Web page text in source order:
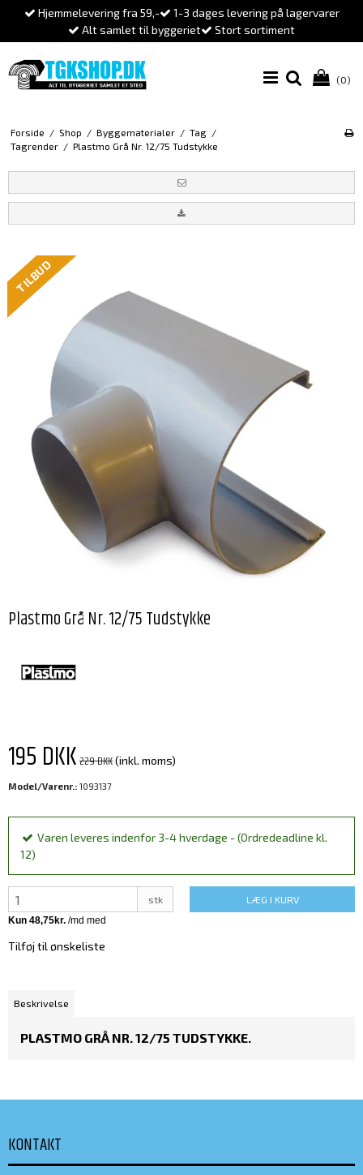
Hjemmelevering fra 59,-
1-3 dages levering på lagervarer
Alt samlet til byggeriet
Stort sortiment
(0)
Forside / Shop / Byggematerialer / Tag /
Tagrender / Plastmo Grå Nr. 12/75 Tudstykke
TILBUD
Plastmo Grå Nr. 12/75 Tudstykke
195 DKK229 DKK(inkl. moms)
Model/Varenr.: 1093137
Varen leveres indenfor 3-4 hverdage - (Ordredeadline kl.
12)
stk LÆG I KURV
Tilføj til ønskeliste
Beskrivelse
PLASTMO GRÅ NR. 12/75 TUDSTYKKE.
KONTAKT